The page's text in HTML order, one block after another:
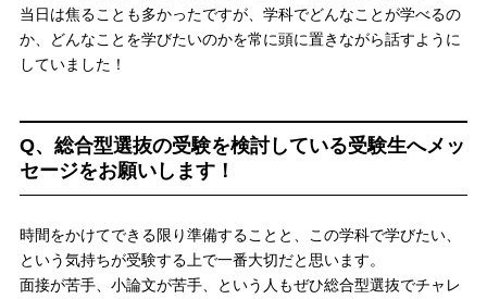
当日は焦ることも多かったですが、学科でどんなことが学べるの
か、どんなことを学びたいのかを常に頭に置きながら話すように
していました！
Q、総合型選抜の受験を検討している受験生へメッ
セージをお願いします！
時間をかけてできる限り準備することと、この学科で学びたい、
という気持ちが受験する上で一番大切だと思います。
面接が苦手、小論文が苦手、という人もぜひ総合型選抜でチャレ